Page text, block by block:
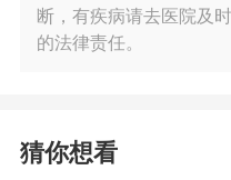
断，有疾病请去医院及
的法律责任。
猜你想看